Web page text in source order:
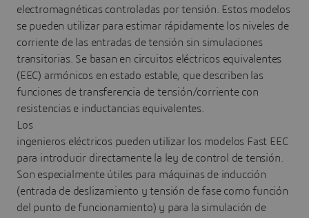
electromagnéticas controladas por tensión. Estos modelos
se pueden utilizar para estimar rápidamente los niveles de
corriente de las entradas de tensión sin simulaciones
transitorias. Se basan en circuitos eléctricos equivalentes
(EEC) armónicos en estado estable, que describen las
funciones de transferencia de tensión/corriente con
resistencias e inductancias equivalentes.
Los
ingenieros eléctricos pueden utilizar los modelos Fast EEC
para introducir directamente la ley de control de tensión.
Son especialmente útiles para máquinas de inducción
(entrada de deslizamiento y tensión de fase como función
del punto de funcionamiento) y para la simulación de